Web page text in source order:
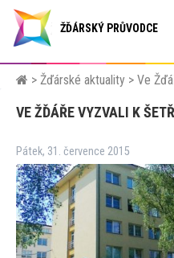
ŽĎÁRSKÝ PRŮVODCE
> Žďárské aktuality > Ve
VE ŽĎÁŘE VYZVALI K
Pátek, 31. července 2015